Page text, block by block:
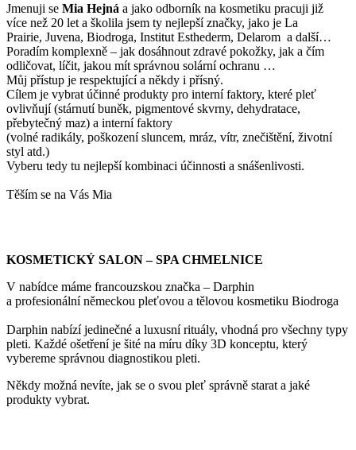
Jmenuji se Mia Hejná a jako odborník na kosmetiku pracuji již
více než 20 let a školila jsem ty nejlepší značky, jako je La
Prairie, Juvena, Biodroga, Institut Esthederm, Delarom a další…
Poradím komplexně – jak dosáhnout zdravé pokožky, jak a čím
odličovat, líčit, jakou mít správnou solární ochranu …
Můj přístup je respektující a někdy i přísný.
Cílem je vybrat účinné produkty pro interní faktory, které pleť
ovlivňují (stárnutí buněk, pigmentové skvrny, dehydratace,
přebytečný maz) a interní faktory
(volné radikály, poškození sluncem, mráz, vítr, znečištění, životní
styl atd.)
Vyberu tedy tu nejlepší kombinaci účinnosti a snášenlivosti.
Těším se na Vás Mia
KOSMETICKÝ SALON – SPA CHMELNICE
V nabídce máme francouzskou značka – Darphin
a profesionální německou pleťovou a tělovou kosmetiku Biodroga
Darphin nabízí jedinečné a luxusní rituály, vhodná pro všechny typy
pleti. Každé ošetření je šité na míru díky 3D konceptu, který
vybereme správnou diagnostikou pleti.
Někdy možná nevíte, jak se o svou pleť správně starat a jaké
produkty vybrat.